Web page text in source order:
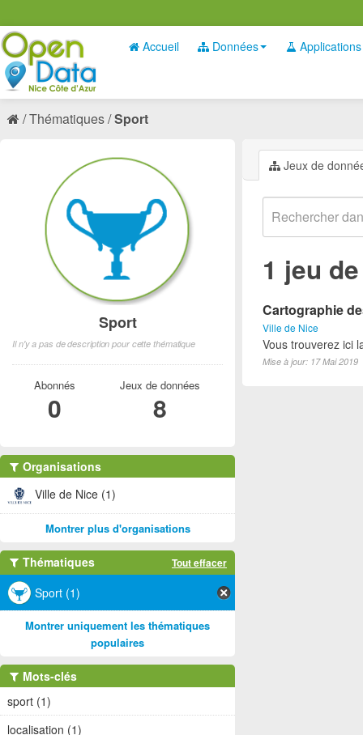
Accueil Données Applications
Thématiques Sport
Jeux de
1 jeu
Cartographie
Ville de Nice
Vous trouverez ici
Mise à jour: 17 Mai 2019
Sport
Il n'y a pas de description pour cette thématique
Abonnés
0
Jeux de données
8
Organisations
Ville de Nice (1)
Montrer plus d'organisations
Thématiques Tout effacer
Sport (1)
Montrer uniquement les thématiques
populaires
Mots-clés
sport (1)
localisation (1)